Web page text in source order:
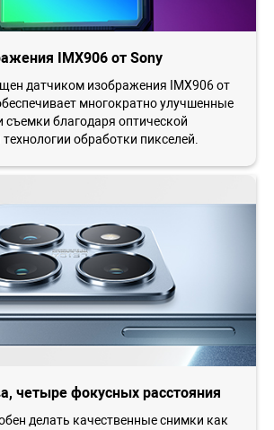
IMX906 от Sony
датчиком изображения IMX906 от
многократно улучшенные
съемки благодаря оптической
обработки пикселей.
четыре фокусных расстояния
делать качественные снимки как